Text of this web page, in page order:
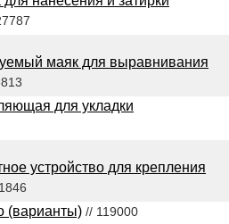
маяк для выравнивания
для укладки
устройство для крепления
(варианты) // 119000